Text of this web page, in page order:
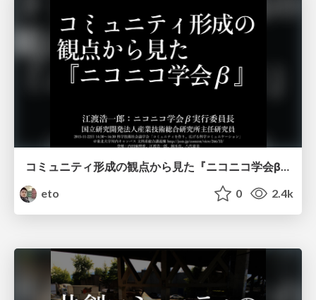
コミュニティ形成の観点から見た『ニコニコ学会β』
eto
0 2.4k